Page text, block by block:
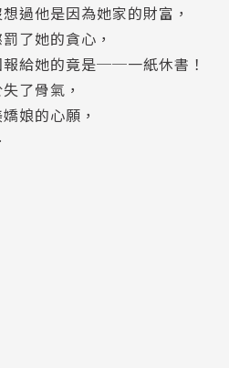
過他是因為她家的財富，
了她的貪心，
給她的竟是──一紙休書！
了骨氣，
娘的心願，